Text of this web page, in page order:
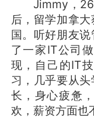
Jimmy，26
后，留学加拿
国。听好朋友
了一家IT公司
现，自己的IT
习，几乎要从
长，身心疲惫
欢，薪资方面也